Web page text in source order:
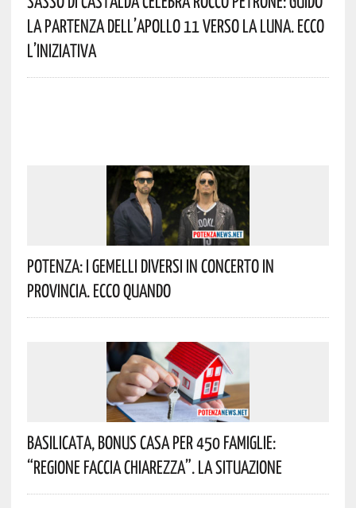
La Partenza Dell’Apollo 11 Verso La Luna. Ecco
L’iniziativa
Potenza: I Gemelli DiVersi In Concerto In
Provincia. Ecco Quando
Basilicata, Bonus Casa Per 450 Famiglie:
“Regione Faccia Chiarezza”. La Situazione